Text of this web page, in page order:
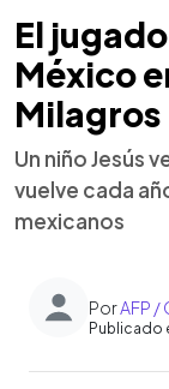
El
México
Milagros
Un niño Jesús
vuelve cada
mexicanos
PorAFP /
Publicado